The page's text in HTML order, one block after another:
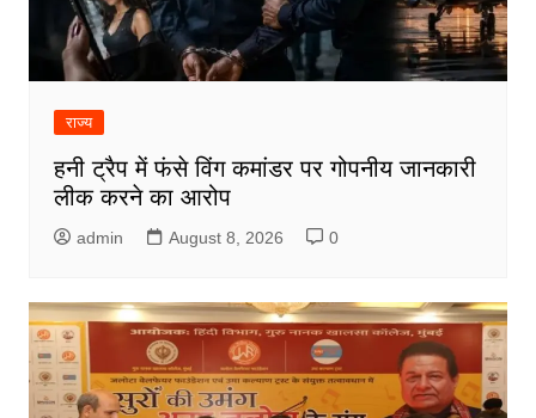
राज्य
हनी ट्रैप में फंसे विंग कमांडर पर गोपनीय जानकारी
लीक करने का आरोप
admin August 8, 2026 0